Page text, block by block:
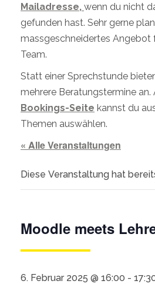
Mailadresse, wenn du nicht
gefunden hast. Sehr gerne
massgeschneidertes Angebot
Team.
Statt einer Sprechstunde
mehrere Beratungstermine an.
Bookings-Seite kannst du
Themen auswählen.
« Alle Veranstaltungen
Diese Veranstaltung hat
Moodle meets
6. Februar 2025 @ 16:00 -